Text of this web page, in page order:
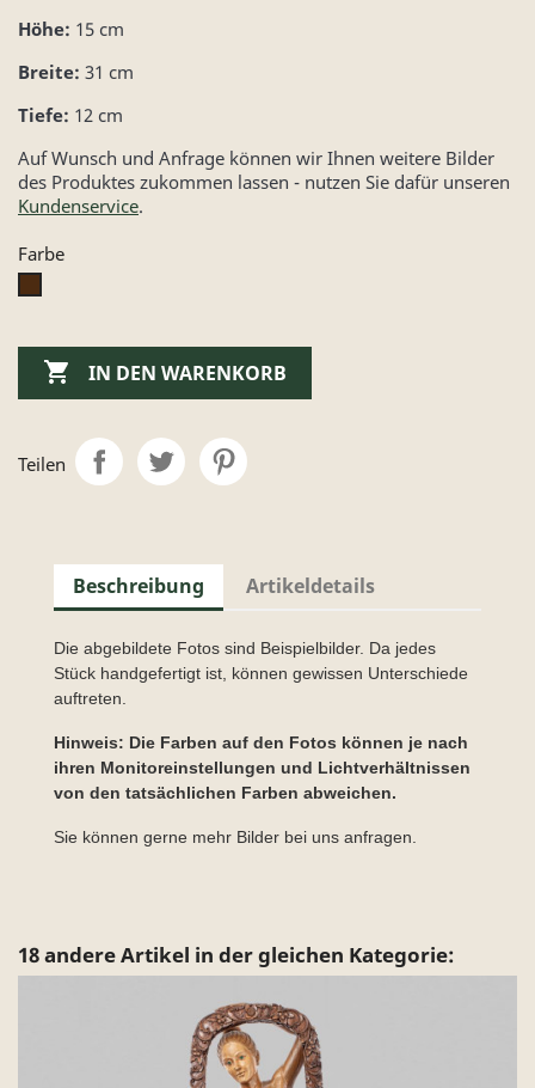
Höhe: 15 cm
Breite: 31 cm
Tiefe: 12 cm
Auf Wunsch und Anfrage können wir Ihnen weitere Bilder
des Produktes zukommen lassen - nutzen Sie dafür unseren
Kundenservice.
Farbe
 IN DEN WARENKORB
Teilen
Beschreibung Artikeldetails
Die abgebildete Fotos sind Beispielbilder. Da jedes
Stück handgefertigt ist, können gewissen Unterschiede
auftreten.
Hinweis: Die Farben auf den Fotos können je nach
ihren Monitoreinstellungen und Lichtverhältnissen
von den tatsächlichen Farben abweichen.
Sie können gerne mehr Bilder bei uns anfragen.
18 andere Artikel in der gleichen Kategorie: